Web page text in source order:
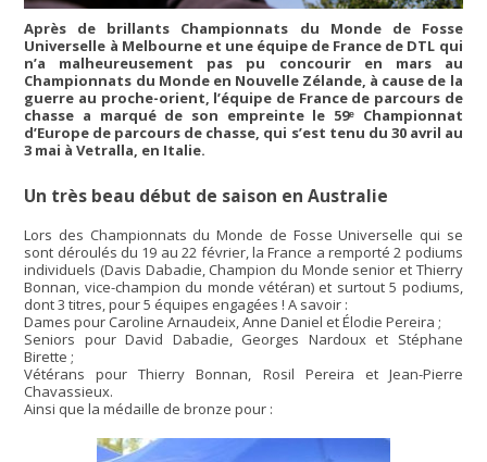
Après de brillants Championnats du Monde de Fosse
Universelle à Melbourne et une équipe de France de DTL qui
n’a malheureusement pas pu concourir en mars au
Championnats du Monde en Nouvelle Zélande, à cause de la
guerre au proche-orient, l’équipe de France de parcours de
chasse a marqué de son empreinte le 59ᵉ Championnat
d’Europe de parcours de chasse, qui s’est tenu du 30 avril au
3 mai à Vetralla, en Italie.
Un très beau début de saison en Australie
Lors des Championnats du Monde de Fosse Universelle qui se
sont déroulés du 19 au 22 février, la France a remporté 2 podiums
individuels (Davis Dabadie, Champion du Monde senior et Thierry
Bonnan, vice-champion du monde vétéran) et surtout 5 podiums,
dont 3 titres, pour 5 équipes engagées ! A savoir :
Dames pour Caroline Arnaudeix, Anne Daniel et Élodie Pereira ;
Seniors pour David Dabadie, Georges Nardoux et Stéphane
Birette ;
Vétérans pour Thierry Bonnan, Rosil Pereira et Jean-Pierre
Chavassieux.
Ainsi que la médaille de bronze pour :